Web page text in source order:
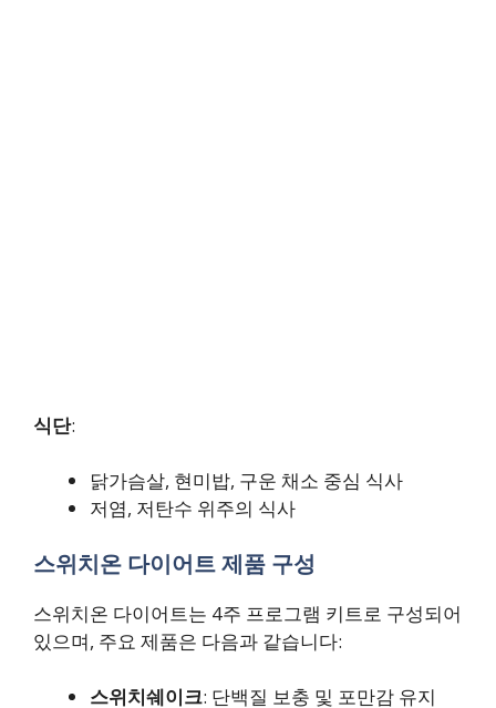
식단:
닭가슴살, 현미밥, 구운 채소 중심 식사
저염, 저탄수 위주의 식사
스위치온 다이어트 제품 구성
스위치온 다이어트는 4주 프로그램 키트로 구성되어
있으며, 주요 제품은 다음과 같습니다:
스위치쉐이크: 단백질 보충 및 포만감 유지